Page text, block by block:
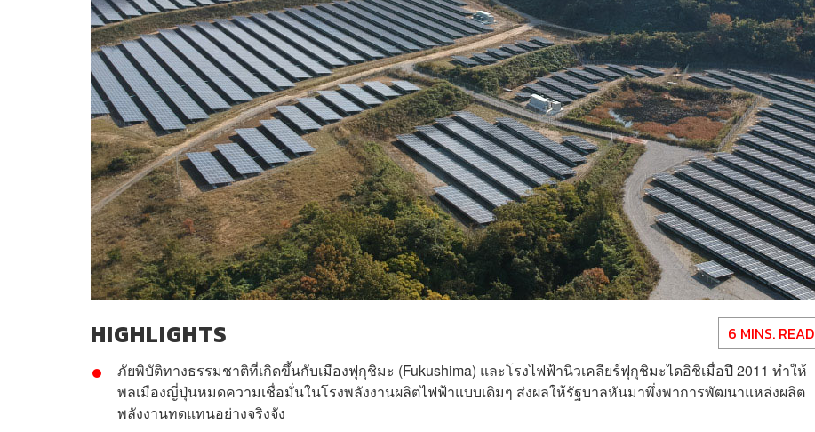
HIGHLIGHTS 6 MINS. READ
ภัยพิบัติทางธรรมชาติที่เกิดขึ้นกับเมืองฟุกุชิมะ (Fukushima) และโรงไฟฟ้านิวเคลียร์ฟุกุชิมะไดอิชิเมื่อปี 2011 ทำให้
พลเมืองญี่ปุ่นหมดความเชื่อมั่นในโรงพลังงานผลิตไฟฟ้าแบบเดิมๆ ส่งผลให้รัฐบาลหันมาพึ่งพาการพัฒนาแหล่งผลิต
พลังงานทดแทนอย่างจริงจัง